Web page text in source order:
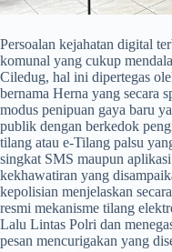
​Persoalan kejahatan digital
komunal yang cukup
Ciledug, hal ini dipertegas
bernama Herna yang secara
modus penipuan gaya baru
publik dengan berkedok
tilang atau e-Tilang palsu
singkat SMS maupun
kekhawatiran yang
kepolisian menjelaskan
resmi mekanisme tilang
Lalu Lintas Polri dan
pesan mencurigakan yang